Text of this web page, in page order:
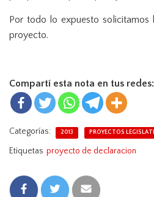
Por todo lo expuesto solicitamos
proyecto.
Compartí esta nota en tus redes:
Categorías: 2013 PROYECTOS
Etiquetas proyecto de declaracion